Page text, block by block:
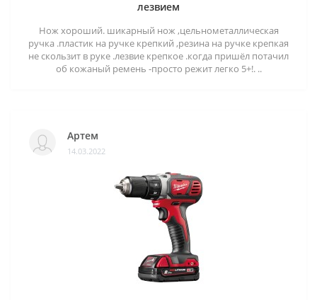
лезвием
Нож хороший. шикарный нож ,цельнометаллическая
ручка .пластик на ручке крепкий ,резина на ручке крепкая
не скользит в руке .лезвие крепкое .когда пришёл потачил
об кожаный ремень -просто режит легко 5+!. ..
Артем
14.03.2022